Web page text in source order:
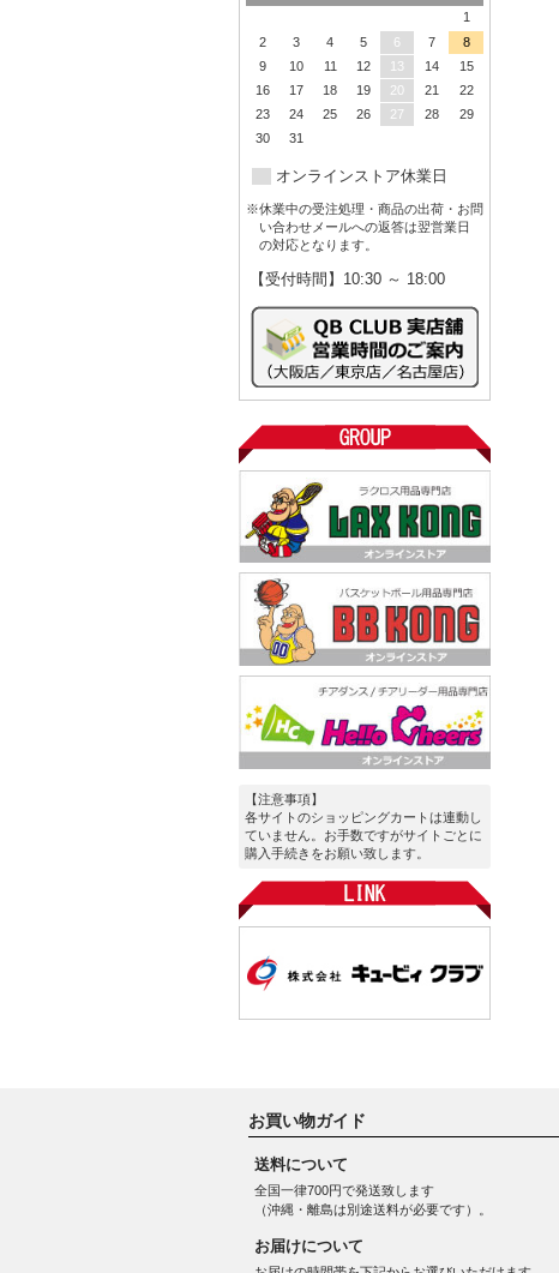
1
2
3 4 5 6 7
8
9
10 11 12 13 14
15
16
17 18 19 20 21
22
23
24 25 26 27 28
29
30
31
オンラインストア休業日
※休業中の受注処理・商品の出荷・お問
い合わせメールへの返答は翌営業日
の対応となります。
【受付時間】10:30 ～ 18:00
【注意事項】
各サイトのショッピングカートは連動し
ていません。お手数ですがサイトごとに
購入手続きをお願い致します。
お買い物ガイド
送料について
全国一律700円で発送致します
（沖縄・離島は別途送料が必要です）。
お届けについて